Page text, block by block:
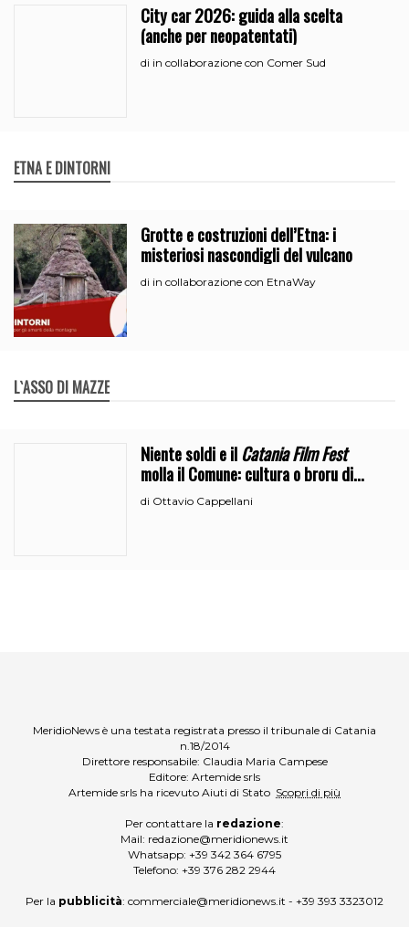
City car 2026: guida alla scelta
(anche per neopatentati)
di in collaborazione con Comer Sud
ETNA E DINTORNI
Grotte e costruzioni dell’Etna: i
misteriosi nascondigli del vulcano
di in collaborazione con EtnaWay
L`ASSO DI MAZZE
Niente soldi e ilCatania Film Fest
molla il Comune: cultura o broru di
ciciri?
di Ottavio Cappellani
MeridioNews è una testata registrata presso il tribunale di Catania
n.18/2014
Direttore responsabile: Claudia Maria Campese
Editore: Artemide srls
Artemide srls ha ricevuto Aiuti di Stato Scopri di più
Per contattare la redazione:
Mail: redazione@meridionews.it
Whatsapp: +39 342 364 6795
Telefono: +39 376 282 2944
Per la pubblicità: commerciale@meridionews.it - +39 393 3323012